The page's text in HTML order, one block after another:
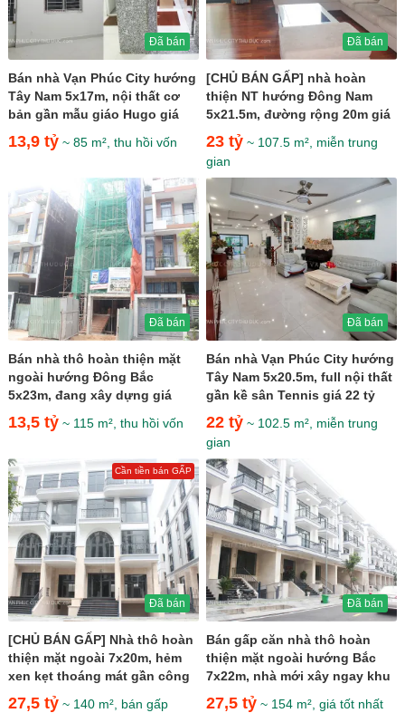
Đã bán
Bán nhà Vạn Phúc City hướng
Tây Nam 5x17m, nội thất cơ
bản gần mẫu giáo Hugo giá
13,9 tỷ ~ 85 m², thu hồi vốn
Đã bán
[CHỦ BÁN GẤP] nhà hoàn
thiện NT hướng Đông Nam
5x21.5m, đường rộng 20m giá
chỉ 23 tỷ
23 tỷ ~ 107.5 m², miễn trung
gian
Đã bán
Bán nhà thô hoàn thiện mặt
ngoài hướng Đông Bắc
5x23m, đang xây dựng giá
13,5 tỷ ~ 115 m², thu hồi vốn
Đã bán
Bán nhà Vạn Phúc City hướng
Tây Nam 5x20.5m, full nội thất
gần kề sân Tennis giá 22 tỷ
22 tỷ ~ 102.5 m², miễn trung
gian
Cần tiền bán GẤP
Đã bán
[CHỦ BÁN GẤP] Nhà thô hoàn
thiện mặt ngoài 7x20m, hẻm
xen kẹt thoáng mát gần công
viên giá cực rẻ...
27,5 tỷ ~ 140 m², bán gấp
Đã bán
Bán gấp căn nhà thô hoàn
thiện mặt ngoài hướng Bắc
7x22m, nhà mới xây ngay khu
sầm uất giá 27,5 tỷ
27,5 tỷ ~ 154 m², giá tốt nhất